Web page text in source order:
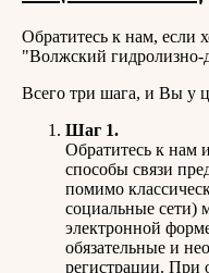
Обратитесь к нам, если
"Волжский гидролизно-
Всего три шага, и Вы у
Шаг 1.
Обратитесь к нам
способы связи
помимо
социальные сети)
электронной
обязательные и
регистрации. При